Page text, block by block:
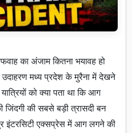
का अंजाम कितना भयावह हो
मध्य प्रदेश के मुरैना में देखने
को क्या पता था कि आग
की सबसे बड़ी त्रासदी बन
इंटरसिटी एक्सप्रेस में आग लगने की